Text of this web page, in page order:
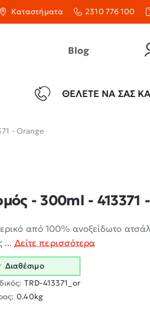
Καταστήματα 2310 776 100
Blog
ΘΈΛΕΤΕ ΝΑ ΣΑΣ
- Orange
- 300ml - 413371
από 100% ανοξείδωτο
... Δείτε περισσότερα
Διαθέσιμο
TRD-413371_or
0.40kg